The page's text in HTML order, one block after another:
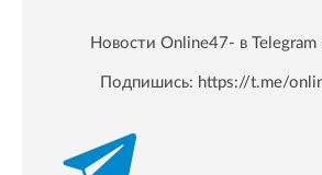
Новости Online47- в
Подпишись: https://t.me/